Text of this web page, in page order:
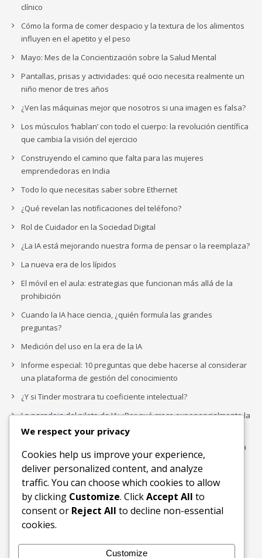
clínico
Cómo la forma de comer despacio y la textura de los alimentos
influyen en el apetito y el peso
Mayo: Mes de la Concientización sobre la Salud Mental
Pantallas, prisas y actividades: qué ocio necesita realmente un
niño menor de tres años
¿Ven las máquinas mejor que nosotros si una imagen es falsa?
Los músculos ‘hablan’ con todo el cuerpo: la revolución científica
que cambia la visión del ejercicio
Construyendo el camino que falta para las mujeres
emprendedoras en India
Todo lo que necesitas saber sobre Ethernet
¿Qué revelan las notificaciones del teléfono?
Rol de Cuidador en la Sociedad Digital
¿La IA está mejorando nuestra forma de pensar o la reemplaza?
La nueva era de los lípidos
El móvil en el aula: estrategias que funcionan más allá de la
prohibición
Cuando la IA hace ciencia, ¿quién formula las grandes
preguntas?
Medición del uso en la era de la IA
Informe especial: 10 preguntas que debe hacerse al considerar
una plataforma de gestión del conocimiento
¿Y si Tinder mostrara tu coeficiente intelectual?
La paradoja del piloto de IA: ¿Por qué crece exponencialmente la
complejidad de la IA empresarial?
Los organigramas de marketing se crearon para los canales. La
IA acaba de dejarlos obsoletos.
Buscar
Buscar
We respect your privacy
Cookies help us improve your experience,
deliver personalized content, and analyze
traffic. You can choose which cookies to allow
by clicking Customize. ClickAccept All to
consent or Reject All to decline non-essential
cookies.
Customize